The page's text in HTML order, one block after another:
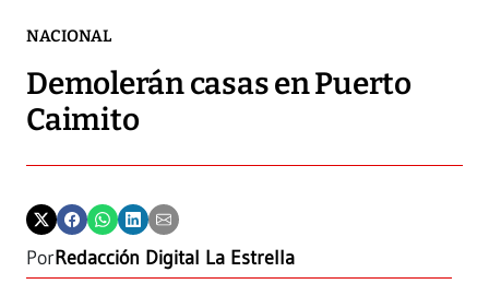
NACIONAL
Demolerán casas en Puerto
Caimito
PorRedacción Digital La Estrella